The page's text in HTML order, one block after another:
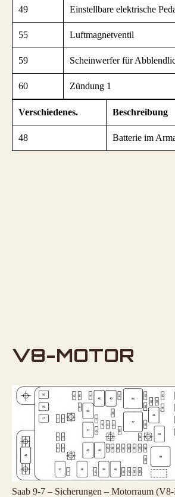
49 Einstellbare elektrische
55 Luftmagnetventil
59 Scheinwerfer für
60 Zündung 1
Verschiedenes. Beschreibung
48 Batterie im
V8-MOTOR
Saab 9-7 – Sicherungen – Motorraum